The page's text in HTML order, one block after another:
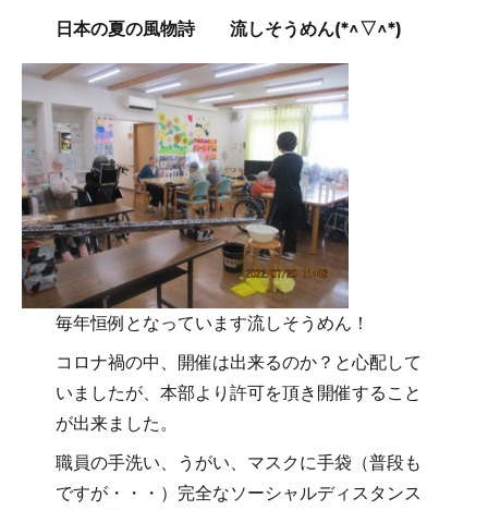
日本の夏の風物詩 流しそうめん(*^▽^*)
毎年恒例となっています流しそうめん！
コロナ禍の中、開催は出来るのか？と心配して
いましたが、本部より許可を頂き開催すること
が出来ました。
職員の手洗い、うがい、マスクに手袋（普段も
ですが・・・）完全なソーシャルディスタンス